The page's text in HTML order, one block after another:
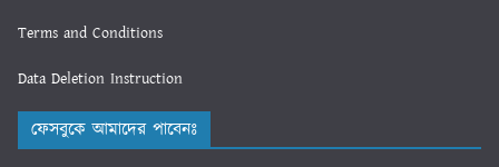
Terms and Conditions
Data Deletion Instruction
ফেসবুকে আমাদের পাবেনঃ